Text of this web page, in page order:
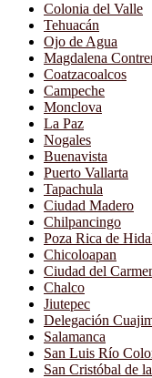
Colonia del Valle
Tehuacán
Ojo de Agua
Magdalena
Coatzacoalcos
Campeche
Monclova
La Paz
Nogales
Buenavista
Puerto Vallarta
Tapachula
Ciudad Madero
Chilpancingo
Poza Rica de
Chicoloapan
Ciudad del
Chalco
Jiutepec
Delegación
Salamanca
San Luis Río
San Cristóbal de